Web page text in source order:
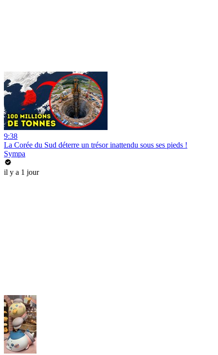
9:38
La Corée du Sud déterre un trésor inattendu sous ses pieds !
Sympa
il y a 1 jour